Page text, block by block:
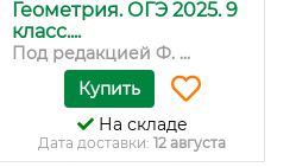
Геометрия. ОГЭ 2025. 9
класс....
Под редакцией Ф. ...
Купить
На складе
Дата доставки: 12 августа